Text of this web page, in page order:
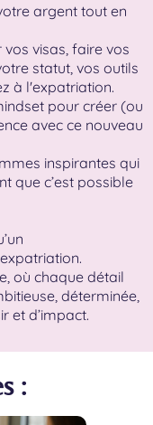
argent tout en
visas, faire vos
statut, vos outils
à l'expatriation.
pour créer (ou
avec ce nouveau
inspirantes qui
que c’est possible
où chaque détail
déterminée,
et d’impact.
: